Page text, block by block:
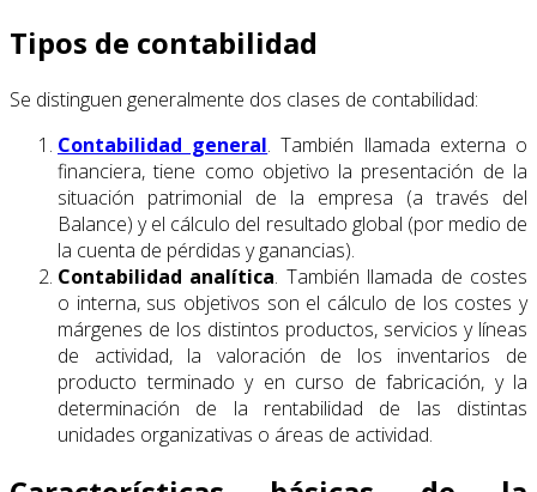
Tipos de contabilidad
Se distinguen generalmente dos clases de contabilidad:
Contabilidad general. También llamada externa o
financiera, tiene como objetivo la presentación de la
situación patrimonial de la empresa (a través del
Balance) y el cálculo del resultado global (por medio de
la cuenta de pérdidas y ganancias).
Contabilidad analítica. También llamada de costes
o interna, sus objetivos son el cálculo de los costes y
márgenes de los distintos productos, servicios y líneas
de actividad, la valoración de los inventarios de
producto terminado y en curso de fabricación, y la
determinación de la rentabilidad de las distintas
unidades organizativas o áreas de actividad.